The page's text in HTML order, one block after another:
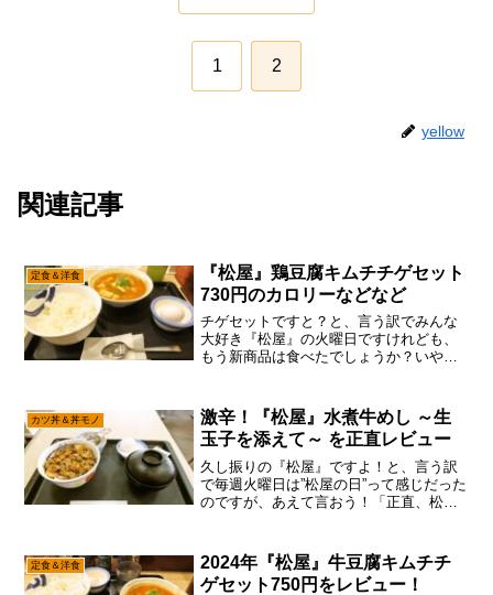
1 2
yellow
関連記事
定食＆洋食
『松屋』鶏豆腐キムチチゲセット
730円のカロリーなどなど
チゲセットですと？と、言う訳でみんな
大好き『松屋』の火曜日ですけれども、
もう新商品は食べたでしょうか？いや！
は”松屋の日”ですんで、覚えておいたら良
いじゃない。ん～……...
カツ丼＆丼モノ
激辛！『松屋』水煮牛めし ～生
玉子を添えて～ を正直レビュー
久し振りの『松屋』ですよ！と、言う訳
で毎週火曜日は”松屋の日”って感じだった
のですが、あえて言おう！「正直、松屋
力もない説ですんで、もう『松屋』は卒
業かな～って。今だと...
定食＆洋食
2024年『松屋』牛豆腐キムチチ
ゲセット750円をレビュー！